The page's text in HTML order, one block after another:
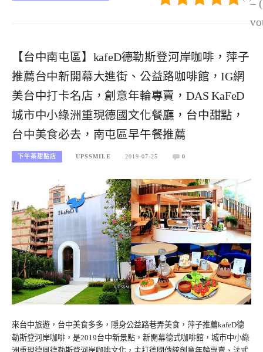
–
【台中南屯區】kafeD德勒斯登河岸咖啡，萍子
推薦台中新開幕大進街、公益路咖啡館，IG網
美台中打卡名店，創意年輪專賣，DAS KaFeD
城市中小綠洲重現德國文化餐廳，台中甜點，
台中美食必去，南屯區早午餐推薦
下午茶甜點店 UPSSMILE 2019-07-25 0
來台中旅遊，台中美食多多，隱身公益路巷弄美食，萍子推薦kafeD德
勒斯登河岸咖啡，是2019台中新景點，新開幕德式咖啡館，城市中小綠